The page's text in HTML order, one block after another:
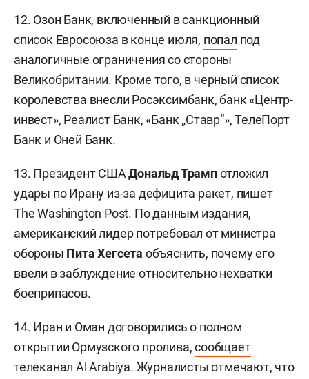
12. Озон Банк, включенный в санкционный
список Евросоюза в конце июля, попал под
аналогичные ограничения со стороны
Великобритании. Кроме того, в черный список
королевства внесли Росэксимбанк, банк «Центр-
инвест», Реалист Банк, «Банк „Ставр“», ТелеПорт
Банк и Оней Банк.
13. Президент СШАДональд Трампотложил
удары по Ирану из-за дефицита ракет, пишет
The Washington Post. По данным издания,
американский лидер потребовал от министра
обороны Пита Хегсета объяснить, почему его
ввели в заблуждение относительно нехватки
боеприпасов.
14. Иран и Оман договорились о полном
открытии Ормузского пролива,сообщает
телеканал Al Arabiya. Журналисты отмечают, что